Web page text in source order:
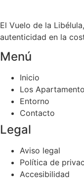
El Vuelo de la
autenticidad en la
Menú
Inicio
Los
Entorno
Contacto
Legal
Aviso legal
Política de
Accesibilidad